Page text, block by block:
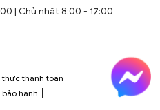
trong các không gian rộng
đèn ốp thường được sử dụng
lớn, tạo nên điểm nhấn đặc
| Chủ nhật 8:00 - 17:00
thức thanh toán
hành